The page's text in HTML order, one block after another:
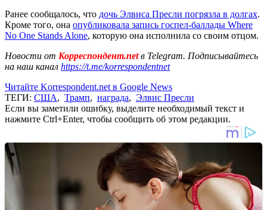
Ранее сообщалось, что дочь Элвиса Пресли погрязла в долгах.
Кроме того, она опубликовала запись госпел-баллады Where
No One Stands Alone, которую она исполнила со своим отцом.
Новости от Корреспондент.netв Telegram. Подписывайтесь
на наш канал https://t.me/korrespondentnet
Читайте Korrespondent.net в Google News
ТЕГИ: США, Трамп, награда, Элвис Пресли
Если вы заметили ошибку, выделите необходимый текст и
нажмите Ctrl+Enter, чтобы сообщить об этом редакции.